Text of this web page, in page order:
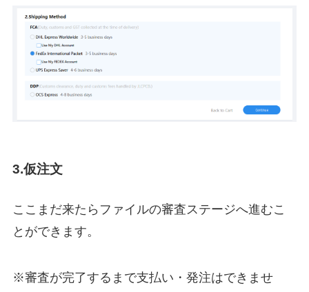
3.仮注文
ここまだ来たらファイルの審査ステージへ進むこ
とができます。
※審査が完了するまで支払い・発注はできませ